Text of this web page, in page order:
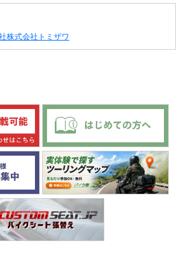
株式会社トミザワ